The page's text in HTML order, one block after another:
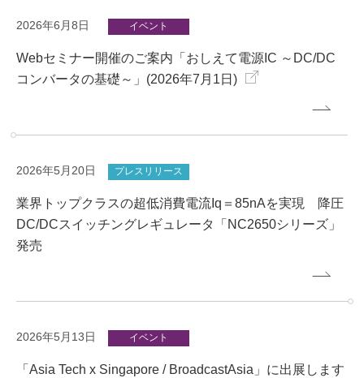
2026年6月8日 イベント
Webセミナー開催のご案内「おしえて電源IC ～DC/DC
コンバータの基礎～」(2026年7月1日)
2026年5月20日 プレスリリース
業界トップクラスの超低消費電流Iq＝85nAを実現 降圧
DC/DCスイッチングレギュレータ「NC2650シリーズ」
発売
2026年5月13日 イベント
「Asia Tech x Singapore / BroadcastAsia」に出展します